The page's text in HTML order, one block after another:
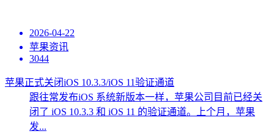
2026-04-22
苹果资讯
3044
苹果正式关闭iOS 10.3.3/iOS 11验证通道
跟往常发布iOS 系统新版本一样，苹果公司目前已经关
闭了 iOS 10.3.3 和 iOS 11 的验证通道。上个月，苹果
发...